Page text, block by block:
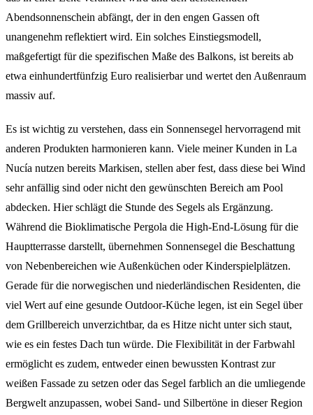
Abendsonnenschein abfängt, der in den engen Gassen oft
unangenehm reflektiert wird. Ein solches Einstiegsmodell,
maßgefertigt für die spezifischen Maße des Balkons, ist bereits ab
etwa einhundertfünfzig Euro realisierbar und wertet den Außenraum
massiv auf.
Es ist wichtig zu verstehen, dass ein Sonnensegel hervorragend mit
anderen Produkten harmonieren kann. Viele meiner Kunden in La
Nucía nutzen bereits Markisen, stellen aber fest, dass diese bei Wind
sehr anfällig sind oder nicht den gewünschten Bereich am Pool
abdecken. Hier schlägt die Stunde des Segels als Ergänzung.
Während die Bioklimatische Pergola die High-End-Lösung für die
Hauptterrasse darstellt, übernehmen Sonnensegel die Beschattung
von Nebenbereichen wie Außenküchen oder Kinderspielplätzen.
Gerade für die norwegischen und niederländischen Residenten, die
viel Wert auf eine gesunde Outdoor-Küche legen, ist ein Segel über
dem Grillbereich unverzichtbar, da es Hitze nicht unter sich staut,
wie es ein festes Dach tun würde. Die Flexibilität in der Farbwahl
ermöglicht es zudem, entweder einen bewussten Kontrast zur
weißen Fassade zu setzen oder das Segel farblich an die umliegende
Bergwelt anzupassen, wobei Sand- und Silbertöne in dieser Region